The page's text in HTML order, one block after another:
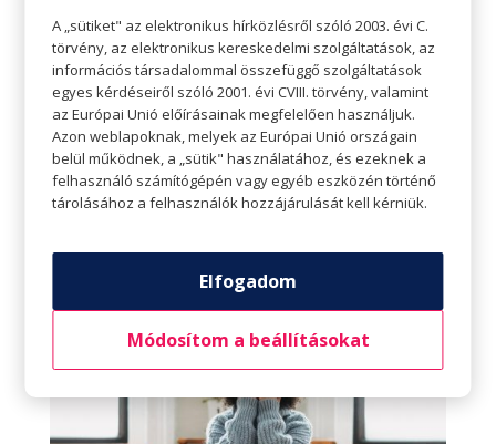
rendetlenségre érkezni, mert az csak növeli a
bennünk lévő negatív energiákat. Éppen ezért,
ha jobban akarjuk érezni magunk csináljunk
rendet, és tartsuk is meg. Közben fel is
dobhatjuk néhány őszi színnel a lakást, a friss
dekorációk is segíthetnek jobb kedvre
hangolódni.
Sok mindent megtehetünk a negatív hangulat
elűzéséért azon túl is, hogy a környezetünkben
kellemes légkört teremtünk.
A „sütiket" az elektronikus hírközlésről szóló 2003. évi C.
törvény, az elektronikus kereskedelmi szolgáltatások, az
információs társadalommal összefüggő szolgáltatások
egyes kérdéseiről szóló 2001. évi CVIII. törvény, valamint
az Európai Unió előírásainak megfelelően használjuk.
Azon weblapoknak, melyek az Európai Unió országain
belül működnek, a „sütik" használatához, és ezeknek a
felhasználó számítógépén vagy egyéb eszközén történő
tárolásához a felhasználók hozzájárulását kell kérniük.
Elfogadom
Módosítom a beállításokat